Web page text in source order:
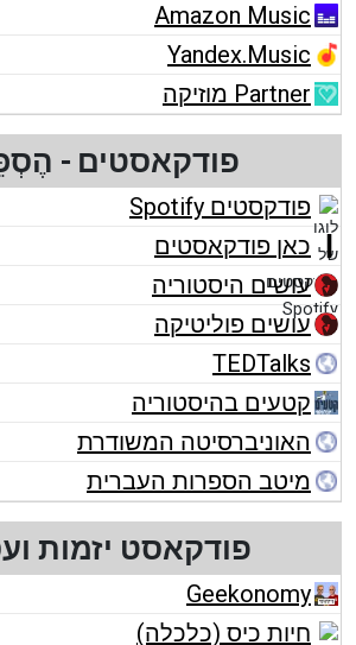
Amazon Music
Yandex.Music
Partner מוזיקה
פודקאסטים -
פודקסטים Spotify
כאן פודקאסטים
עושים היסטוריה
עושים פוליטיקה
TEDTalks
קטעים בהיסטוריה
האוניברסיטה המשודרת
מיטב הספרות העברית
פודקאסט יזמות
Geekonomy
חיות כיס (כלכלה)